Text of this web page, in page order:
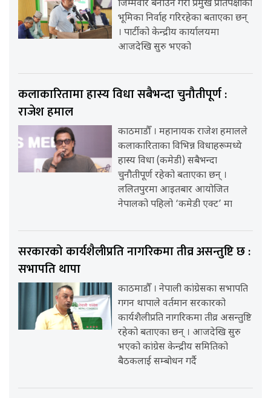
जिम्मेवार बनाउने गरी प्रमुख प्रतिपक्षीको
भूमिका निर्वाह गरिरहेका बताएका छन्
। पार्टीको केन्द्रीय कार्यालयमा
आजदेखि सुरु भएको
कलाकारितामा हास्य विधा सबैभन्दा चुनौतीपूर्ण :
राजेश हमाल
काठमाडौँ । महानायक राजेश हमालले
कलाकारिताका विभिन्न विधाहरूमध्ये
हास्य विधा (कमेडी) सबैभन्दा
चुनौतीपूर्ण रहेको बताएका छन् ।
ललितपुरमा आइतबार आयोजित
नेपालको पहिलो ‘कमेडी एक्ट’ मा
सरकारको कार्यशैलीप्रति नागरिकमा तीव्र असन्तुष्टि छ :
सभापति थापा
काठमाडौँ । नेपाली कांग्रेसका सभापति
गगन थापाले वर्तमान सरकारको
कार्यशैलीप्रति नागरिकमा तीव्र असन्तुष्टि
रहेको बताएका छन् । आजदेखि सुरु
भएको कांग्रेस केन्द्रीय समितिको
बैठकलाई सम्बोधन गर्दै